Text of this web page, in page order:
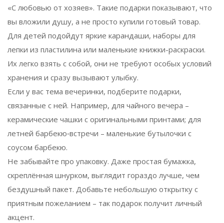
«С любовью от хозяев». Такие подарки показывают, что
вы вложили душу, а не просто купили готовый товар.
Для детей подойдут яркие карандаши, наборы для
лепки из пластилина или маленькие книжки-раскраски.
Их легко взять с собой, они не требуют особых условий
хранения и сразу вызывают улыбку.
Если у вас тема вечеринки, подберите подарки,
связанные с ней. Например, для чайного вечера –
керамические чашки с оригинальными принтами; для
летней барбекю‑встречи – маленькие бутылочки с
соусом барбекю.
Не забывайте про упаковку. Даже простая бумажка,
скреплённая шнурком, выглядит гораздо лучше, чем
бездушный пакет. Добавьте небольшую открытку с
приятным пожеланием – так подарок получит личный
акцент.